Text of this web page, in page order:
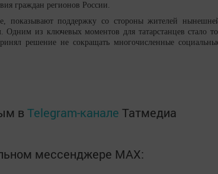
граждан регионов России.
показывают поддержку со стороны жителей
из ключевых моментов для татарстанцев стало
решение не сокращать многочисленные
в Telegram-канале Татмедиа
мессенджере MАХ: